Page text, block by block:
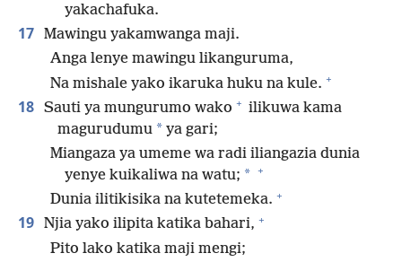
yakachafuka.
17 Mawingu yakamwanga maji.
Anga lenye mawingu likanguruma,
Na mishale yako ikaruka huku na kule. +
18 Sauti ya mungurumo wako + ilikuwa kama
magurudumu * ya gari;
Miangaza ya umeme wa radi iliangazia dunia
yenye kuikaliwa na watu; * +
Dunia ilitikisika na kutetemeka. +
19 Njia yako ilipita katika bahari, +
Pito lako katika maji mengi;